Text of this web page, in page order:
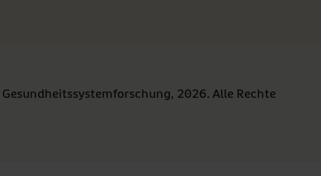
2026. Alle Rechte